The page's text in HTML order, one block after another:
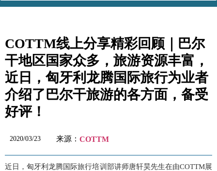
COTTM线上分享精彩回顾｜巴尔
干地区国家众多，旅游资源丰富，
近日，匈牙利龙腾国际旅行为业者
介绍了巴尔干旅游的各方面，备受
好评！
2020/03/23 来源： COTTM
近日，匈牙利龙腾国际旅行培训部讲师唐轩昊先生在由COTTM展